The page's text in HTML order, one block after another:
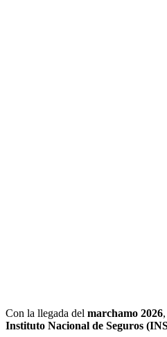
Con la llegada del marchamo 2026
Instituto Nacional de Seguros